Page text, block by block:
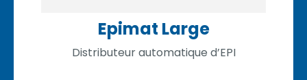
Epimat Large
Distributeur automatique d’EPI